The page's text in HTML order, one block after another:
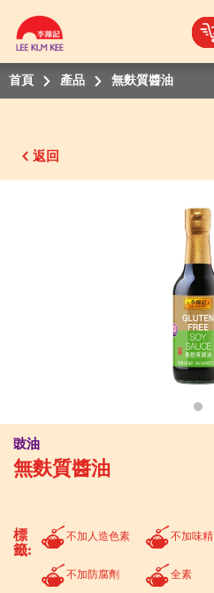
首頁 產品 無麩質醬油
返回
豉油
無麩質醬油
標
籤:
不加人造色素 不加味精
不加防腐劑 全素